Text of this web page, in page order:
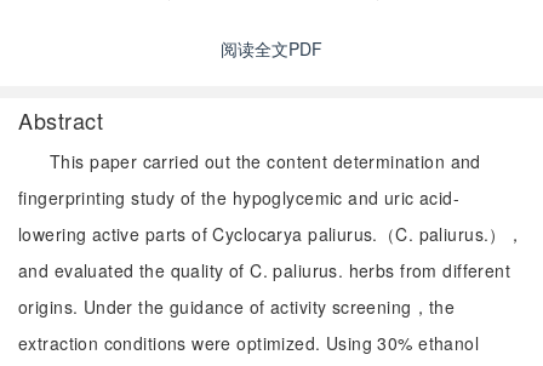
阅读全文PDF
Abstract
This paper carried out the content determination and
fingerprinting study of the hypoglycemic and uric acid-
lowering active parts of Cyclocarya paliurus.（C. paliurus.），
and evaluated the quality of C. paliurus. herbs from different
origins. Under the guidance of activity screening，the
extraction conditions were optimized. Using 30% ethanol